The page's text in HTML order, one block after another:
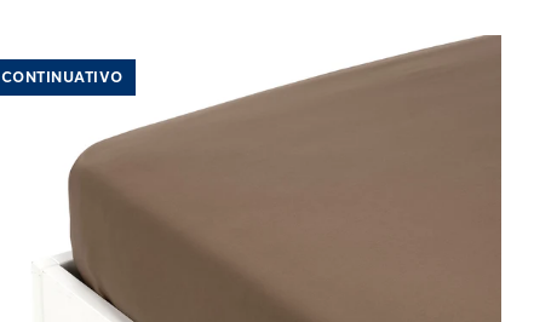
Lenzuolo Inferiore Cotone tinta unita"
CONTINUATIVO